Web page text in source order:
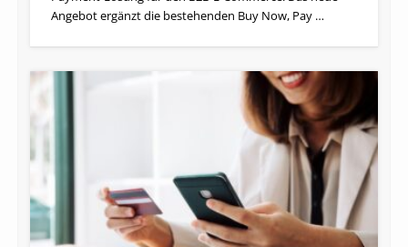
Angebot ergänzt die bestehenden Buy Now, Pay …